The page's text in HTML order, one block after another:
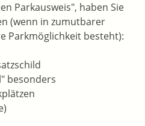
Parkausweis", haben Sie
(wenn in zumutbarer
Parkmöglichkeit besteht):
besonders